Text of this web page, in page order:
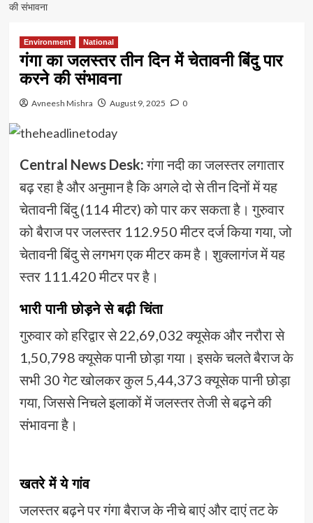
की संभावना
Environment National
गंगा का जलस्तर तीन दिन में चेतावनी बिंदु पार
करने की संभावना
Avneesh Mishra August 9, 2025 0
Central News Desk:गंगा नदी का जलस्तर लगातार
बढ़ रहा है और अनुमान है कि अगले दो से तीन दिनों में यह
चेतावनी बिंदु (114 मीटर) को पार कर सकता है। गुरुवार
को बैराज पर जलस्तर 112.950 मीटर दर्ज किया गया, जो
चेतावनी बिंदु से लगभग एक मीटर कम है। शुक्लागंज में यह
स्तर 111.420 मीटर पर है।
भारी पानी छोड़ने से बढ़ी चिंता
गुरुवार को हरिद्वार से 22,69,032 क्यूसेक और नरौरा से
1,50,798 क्यूसेक पानी छोड़ा गया। इसके चलते बैराज के
सभी 30 गेट खोलकर कुल 5,44,373 क्यूसेक पानी छोड़ा
गया, जिससे निचले इलाकों में जलस्तर तेजी से बढ़ने की
संभावना है।
खतरे में ये गांव
जलस्तर बढ़ने पर गंगा बैराज के नीचे बाएं और दाएं तट के